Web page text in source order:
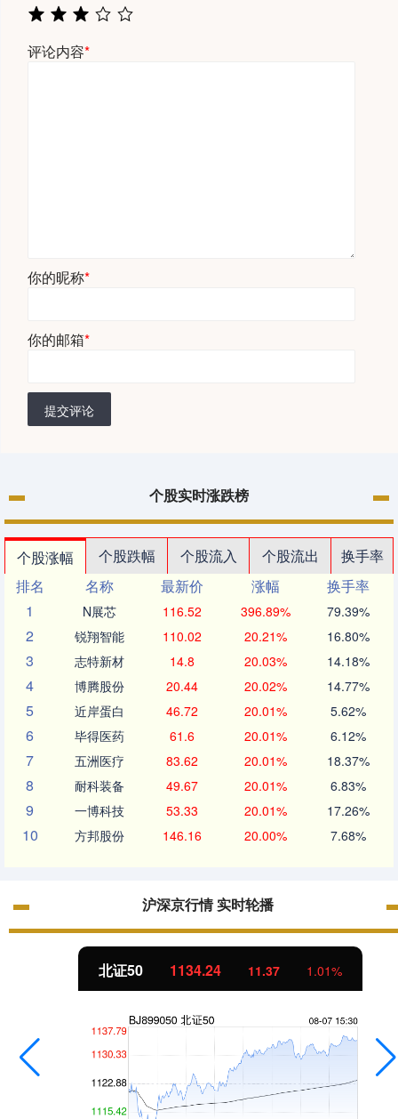
评论内容*
你的昵称*
你的邮箱*
提交评论
个股实时涨跌榜
个股涨幅 个股跌幅 个股流入 个股流出
换手率
排名
名称 最新价 涨幅
换手率
1
N展芯 116.52 396.89% 79.39%
2 锐翔智能 110.02 20.21% 16.80%
3 志特新材 14.8 20.03% 14.18%
4 博腾股份 20.44 20.02% 14.77%
5 近岸蛋白 46.72 20.01% 5.62%
6 毕得医药 61.6 20.01% 6.12%
7 五洲医疗 83.62 20.01% 18.37%
8 耐科装备 49.67 20.01% 6.83%
9 一博科技 53.33 20.01% 17.26%
10 方邦股份 146.16 20.00% 7.68%
沪深京行情 实时轮播
北证50 1134.24 11.37 1.01%